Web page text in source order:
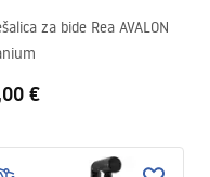
za bide Rea AVALON
€